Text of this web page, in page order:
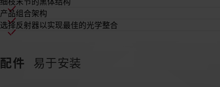
产品组合架构
选择反射器以实现最佳的光学整合
配件 易于安装